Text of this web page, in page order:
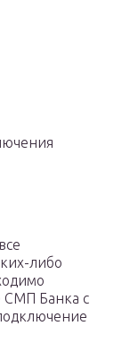
либо
СМП Банка с